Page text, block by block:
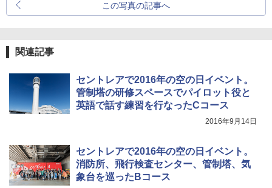
この写真の記事へ
関連記事
セントレアで2016年の空の日イベント。
管制塔の研修スペースでパイロット役と
英語で話す練習を行なったCコース
2016年9月14日
セントレアで2016年の空の日イベント。
消防所、飛行検査センター、管制塔、気
象台を巡ったBコース